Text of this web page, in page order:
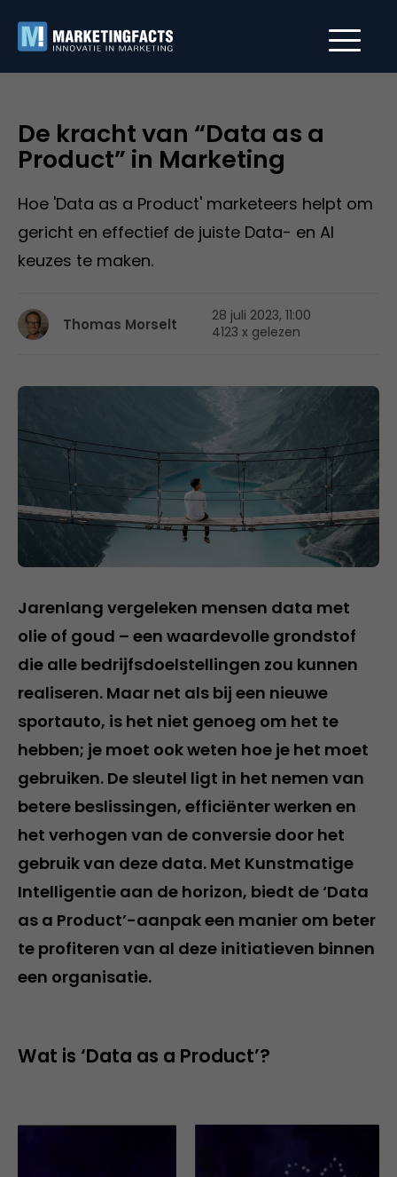
De kracht van “Data as a
Product” in Marketing
Hoe 'Data as a Product' marketeers helpt om
gericht en effectief de juiste Data- en AI
keuzes te maken.
Thomas Morselt
28 juli 2023, 11:00
4123 x gelezen
Jarenlang vergeleken mensen data met
olie of goud – een waardevolle grondstof
die alle bedrijfsdoelstellingen zou kunnen
realiseren. Maar net als bij een nieuwe
sportauto, is het niet genoeg om het te
hebben; je moet ook weten hoe je het moet
gebruiken. De sleutel ligt in het nemen van
betere beslissingen, efficiënter werken en
het verhogen van de conversie door het
gebruik van deze data. Met Kunstmatige
Intelligentie aan de horizon, biedt de ‘Data
as a Product’-aanpak een manier om beter
te profiteren van al deze initiatieven binnen
een organisatie.
Wat is ‘Data as a Product’?